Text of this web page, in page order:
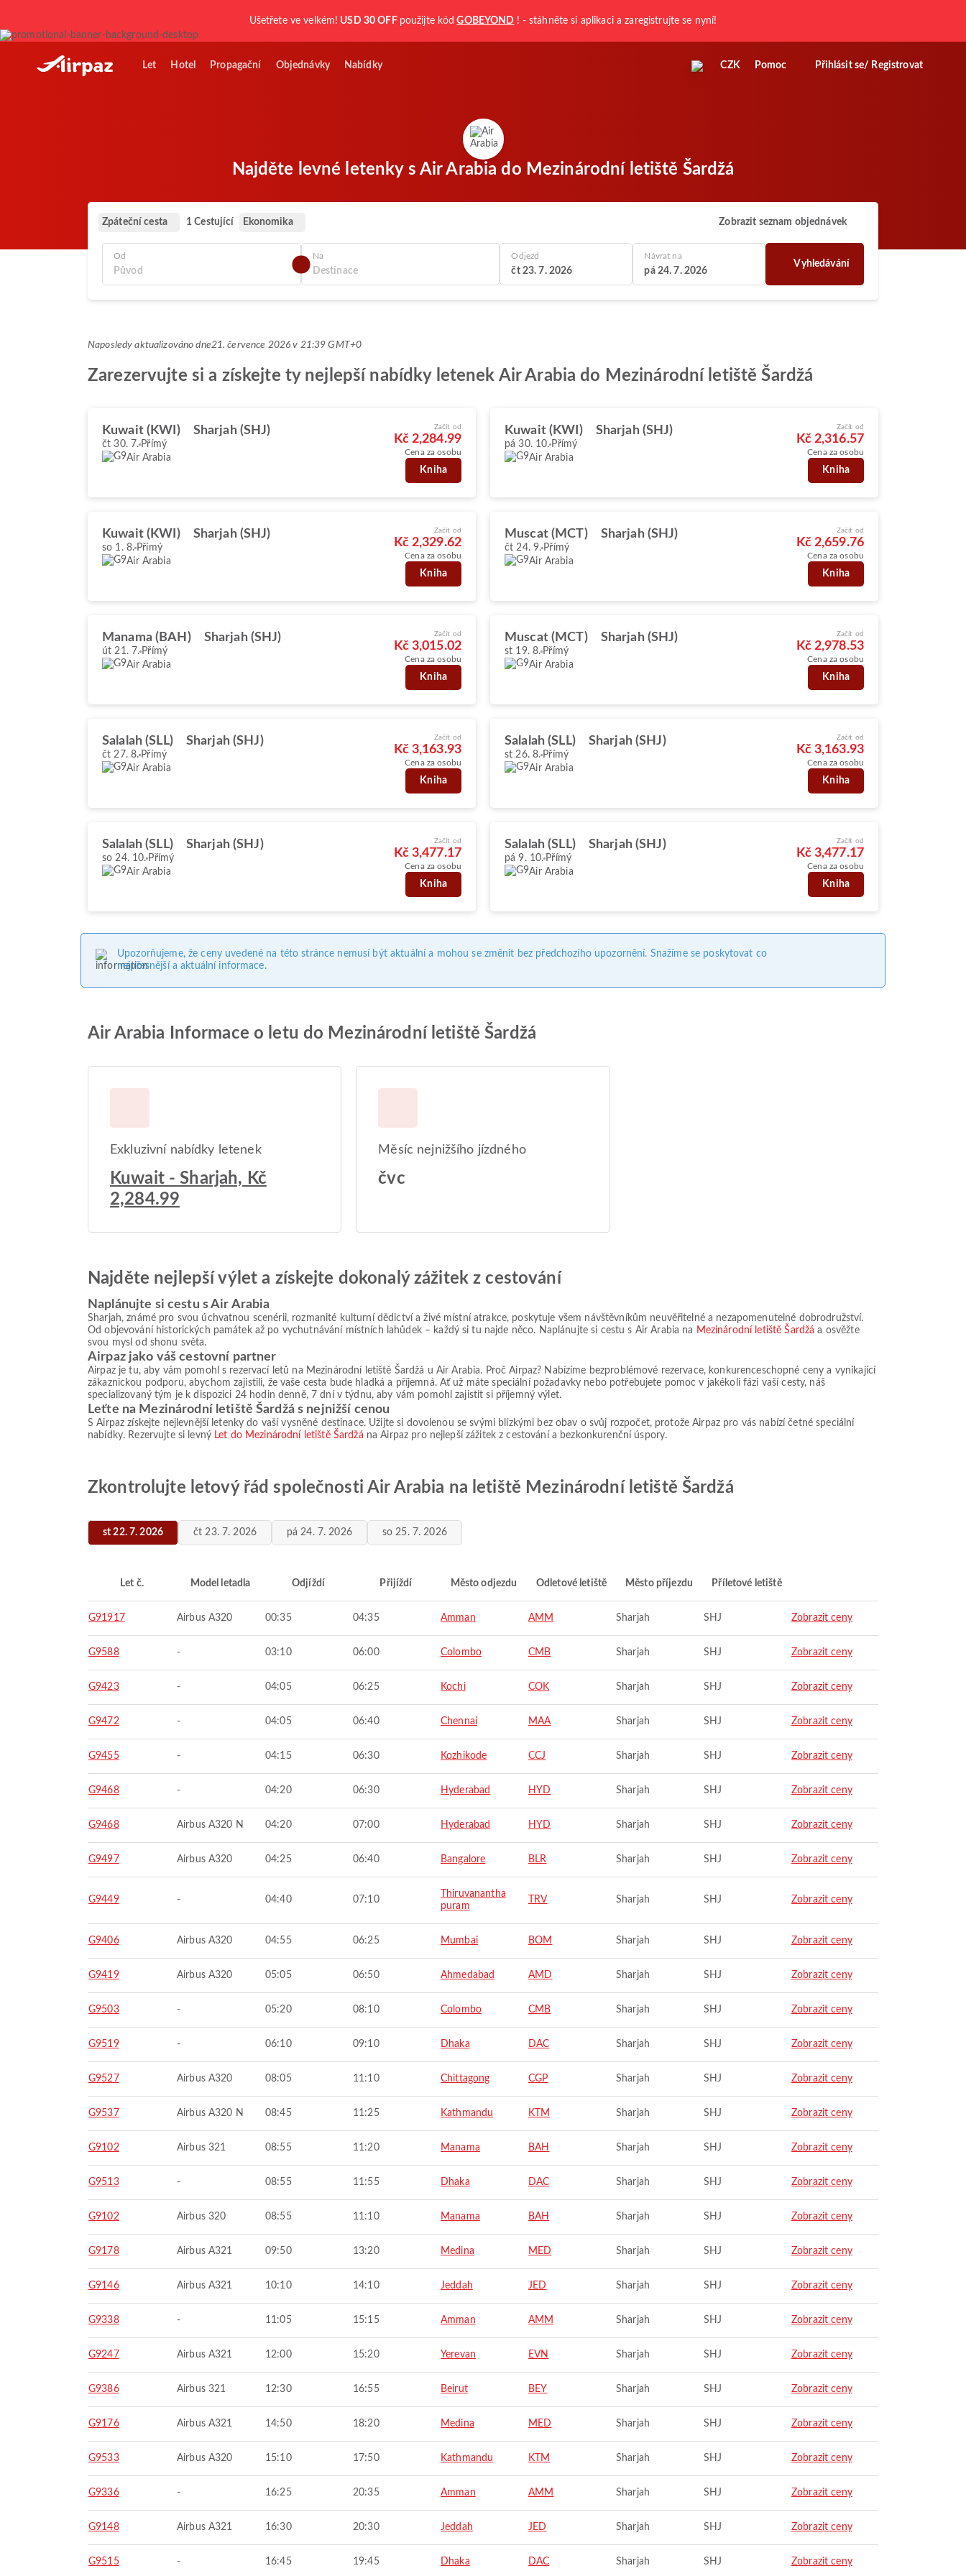
Ušetřete ve velkém! USD 30 OFF použijte kód GOBEYOND ! - stáhněte si aplikaci a zaregistrujte se nyní!
Let Hotel Propagační Objednávky Nabídky CZK Pomoc Přihlásit se/ Registrovat
Najděte levné letenky s Air Arabia do Mezinárodní letiště Šardžá
Zpáteční cesta 1 Cestující Ekonomika Zobrazit seznam objednávek
Od Na Odjezd
čt 23. 7. 2026
Návrat na
pá 24. 7. 2026
Vyhledávání
Naposledy aktualizováno dne21. července 2026 v 21:39 GMT+0
Zarezervujte si a získejte ty nejlepší nabídky letenek Air Arabia do Mezinárodní letiště Šardžá
Kuwait (KWI) Sharjah (SHJ)
čt 30. 7. Přímý
Air Arabia
Začít od
Kč 2,284.99
Cena za osobu
Kniha
Kuwait (KWI) Sharjah (SHJ)
pá 30. 10. Přímý
Air Arabia
Začít od
Kč 2,316.57
Cena za osobu
Kniha
Kuwait (KWI) Sharjah (SHJ)
so 1. 8. Přímý
Air Arabia
Začít od
Kč 2,329.62
Cena za osobu
Kniha
Muscat (MCT) Sharjah (SHJ)
čt 24. 9. Přímý
Air Arabia
Začít od
Kč 2,659.76
Cena za osobu
Kniha
Manama (BAH) Sharjah (SHJ)
út 21. 7. Přímý
Air Arabia
Začít od
Kč 3,015.02
Cena za osobu
Kniha
Muscat (MCT) Sharjah (SHJ)
st 19. 8. Přímý
Air Arabia
Začít od
Kč 2,978.53
Cena za osobu
Kniha
Salalah (SLL) Sharjah (SHJ)
čt 27. 8. Přímý
Air Arabia
Začít od
Kč 3,163.93
Cena za osobu
Kniha
Salalah (SLL) Sharjah (SHJ)
st 26. 8. Přímý
Air Arabia
Začít od
Kč 3,163.93
Cena za osobu
Kniha
Salalah (SLL) Sharjah (SHJ)
so 24. 10. Přímý
Air Arabia
Začít od
Kč 3,477.17
Cena za osobu
Kniha
Salalah (SLL) Sharjah (SHJ)
pá 9. 10. Přímý
Air Arabia
Začít od
Kč 3,477.17
Cena za osobu
Kniha
Upozorňujeme, že ceny uvedené na této stránce nemusí být aktuální a mohou se změnit bez předchozího upozornění. Snažíme se poskytovat co
nejpřesnější a aktuální informace.
Air Arabia Informace o letu do Mezinárodní letiště Šardžá
Exkluzivní nabídky letenek
Kuwait - Sharjah, Kč
2,284.99
Měsíc nejnižšího jízdného
čvc
Najděte nejlepší výlet a získejte dokonalý zážitek z cestování
Naplánujte si cestu s Air Arabia
Sharjah, známé pro svou úchvatnou scenérii, rozmanité kulturní dědictví a živé místní atrakce, poskytuje všem návštěvníkům neuvěřitelné a nezapomenutelné dobrodružství.
Od objevování historických památek až po vychutnávání místních lahůdek – každý si tu najde něco. Naplánujte si cestu s Air Arabia na Mezinárodní letiště Šardžá a osvěžte
svou mysl od shonu světa.
Airpaz jako váš cestovní partner
Airpaz je tu, aby vám pomohl s rezervací letů na Mezinárodní letiště Šardžá u Air Arabia. Proč Airpaz? Nabízíme bezproblémové rezervace, konkurenceschopné ceny a vynikající
zákaznickou podporu, abychom zajistili, že vaše cesta bude hladká a příjemná. Ať už máte speciální požadavky nebo potřebujete pomoc v jakékoli fázi vaší cesty, náš
specializovaný tým je k dispozici 24 hodin denně, 7 dní v týdnu, aby vám pomohl zajistit si příjemný výlet.
Leťte na Mezinárodní letiště Šardžá s nejnižší cenou
S Airpaz získejte nejlevnější letenky do vaší vysněné destinace. Užijte si dovolenou se svými blízkými bez obav o svůj rozpočet, protože Airpaz pro vás nabízí četné speciální
nabídky. Rezervujte si levný Let do Mezinárodní letiště Šardžá na Airpaz pro nejlepší zážitek z cestování a bezkonkurenční úspory.
Zkontrolujte letový řád společnosti Air Arabia na letiště Mezinárodní letiště Šardžá
st 22. 7. 2026 čt 23. 7. 2026 pá 24. 7. 2026 so 25. 7. 2026
Let č. Model letadla Odjíždí Přijíždí Město odjezdu Odletové letiště Město příjezdu Příletové letiště
G91917 Airbus A320 00:35 04:35 Amman AMM Sharjah SHJ Zobrazit ceny
G9588 - 03:10 06:00 Colombo CMB Sharjah SHJ Zobrazit ceny
G9423 - 04:05 06:25 Kochi COK Sharjah SHJ Zobrazit ceny
G9472 - 04:05 06:40 Chennai MAA Sharjah SHJ Zobrazit ceny
G9455 - 04:15 06:30 Kozhikode CCJ Sharjah SHJ Zobrazit ceny
G9468 - 04:20 06:30 Hyderabad HYD Sharjah SHJ Zobrazit ceny
G9468 Airbus A320 N 04:20 07:00 Hyderabad HYD Sharjah SHJ Zobrazit ceny
G9497 Airbus A320 04:25 06:40 Bangalore BLR Sharjah SHJ Zobrazit ceny
G9449 - 04:40 07:10
Thiruvanantha
puram
TRV Sharjah SHJ Zobrazit ceny
G9406 Airbus A320 04:55 06:25 Mumbai BOM Sharjah SHJ Zobrazit ceny
G9419 Airbus A320 05:05 06:50 Ahmedabad AMD Sharjah SHJ Zobrazit ceny
G9503 - 05:20 08:10 Colombo CMB Sharjah SHJ Zobrazit ceny
G9519 - 06:10 09:10 Dhaka DAC Sharjah SHJ Zobrazit ceny
G9527 Airbus A320 08:05 11:10 Chittagong CGP Sharjah SHJ Zobrazit ceny
G9537 Airbus A320 N 08:45 11:25 Kathmandu KTM Sharjah SHJ Zobrazit ceny
G9102 Airbus 321 08:55 11:20 Manama BAH Sharjah SHJ Zobrazit ceny
G9513 - 08:55 11:55 Dhaka DAC Sharjah SHJ Zobrazit ceny
G9102 Airbus 320 08:55 11:10 Manama BAH Sharjah SHJ Zobrazit ceny
G9178 Airbus A321 09:50 13:20 Medina MED Sharjah SHJ Zobrazit ceny
G9146 Airbus A321 10:10 14:10 Jeddah JED Sharjah SHJ Zobrazit ceny
G9338 - 11:05 15:15 Amman AMM Sharjah SHJ Zobrazit ceny
G9247 Airbus A321 12:00 15:20 Yerevan EVN Sharjah SHJ Zobrazit ceny
G9386 Airbus 321 12:30 16:55 Beirut BEY Sharjah SHJ Zobrazit ceny
G9176 Airbus A321 14:50 18:20 Medina MED Sharjah SHJ Zobrazit ceny
G9533 Airbus A320 15:10 17:50 Kathmandu KTM Sharjah SHJ Zobrazit ceny
G9336 - 16:25 20:35 Amman AMM Sharjah SHJ Zobrazit ceny
G9148 Airbus A321 16:30 20:30 Jeddah JED Sharjah SHJ Zobrazit ceny
G9515 - 16:45 19:45 Dhaka DAC Sharjah SHJ Zobrazit ceny